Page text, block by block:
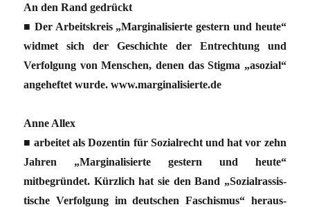
An den Rand gedrückt
■ Der Arbeitskreis „Margina­lisierte gestern und heute“
widmet sich der Geschichte der Entrechtung und
Verfolgung von Menschen, denen das Stigma „asozial“
angeheftet wurde. www.marginalisierte.de
Anne Allex
■ arbeitet als Dozentin für So­zialrecht und hat vor zehn
Jahren „Marginalisierte gestern und heute“
mitbegründet. Kürzlich hat sie den Band „Sozialrassis­
tische Ver­folgung im deutschen Faschis­mus“ heraus­